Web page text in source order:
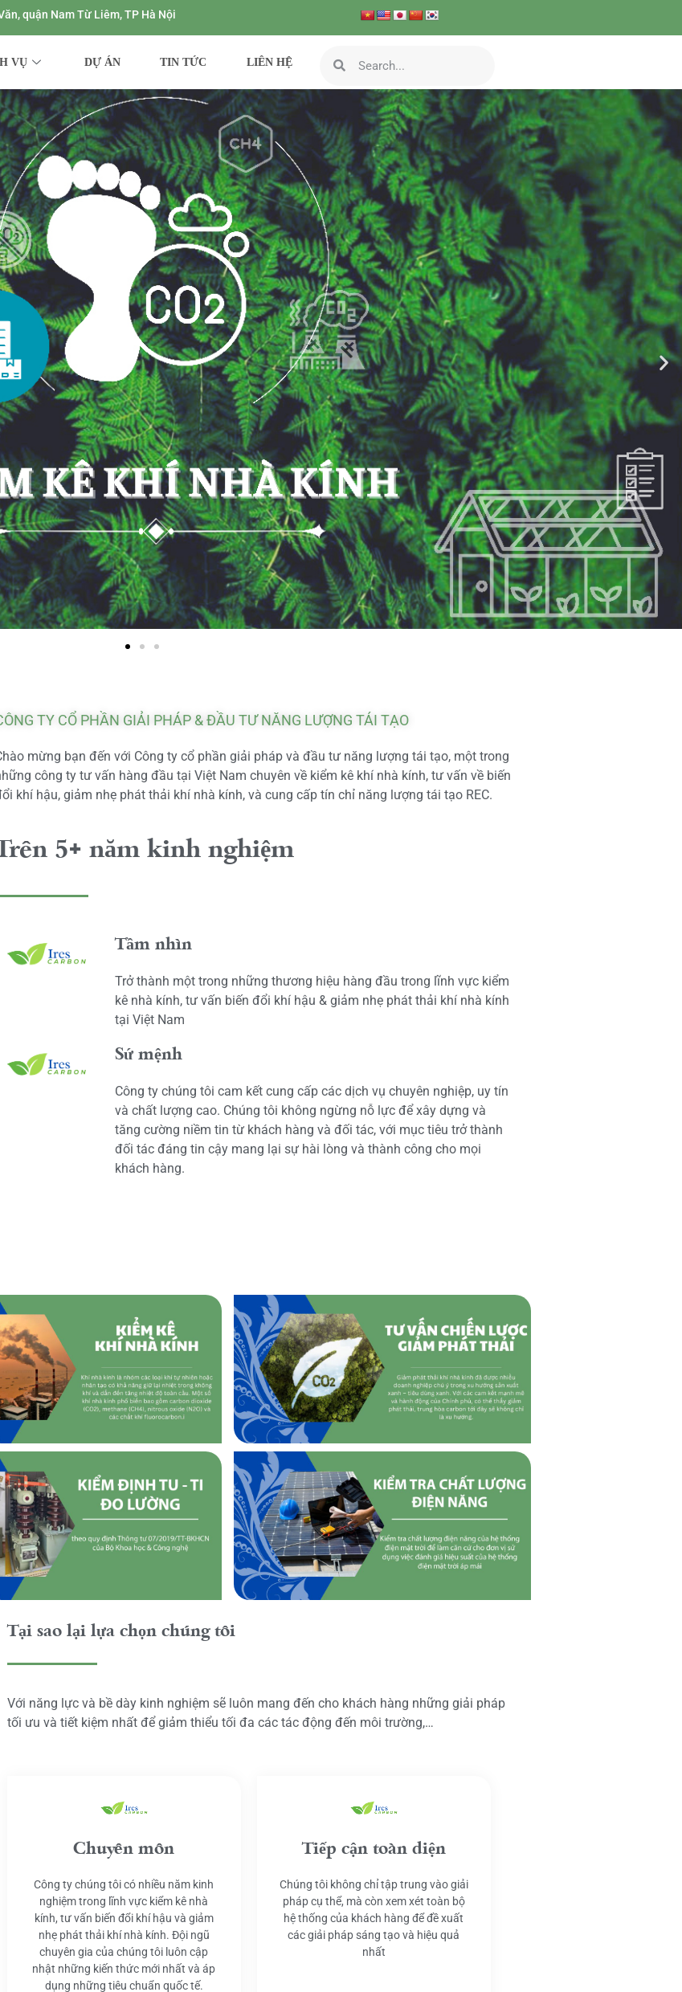
quận Nam Từ Liêm, TP Hà Nội
VỤ DỰ ÁN TIN TỨC LIÊN HỆ
TY CỔ PHẦN GIẢI PHÁP & ĐẦU TƯ NĂNG LƯỢNG TÁI TẠO
mừng bạn đến với Công ty cổ phần giải pháp và đầu tư năng lượng tái tạo, một trong
công ty tư vấn hàng đầu tại Việt Nam chuyên về kiểm kê khí nhà kính, tư vấn về biến
khí hậu, giảm nhẹ phát thải khí nhà kính, và cung cấp tín chỉ năng lượng tái tạo REC.
5+ năm kinh nghiệm
Tầm nhìn
Trở thành một trong những thương hiệu hàng đầu trong lĩnh vực kiểm
kê nhà kính, tư vấn biến đổi khí hậu & giảm nhẹ phát thải khí nhà kính
tại Việt Nam
Sứ mệnh
Công ty chúng tôi cam kết cung cấp các dịch vụ chuyên nghiệp, uy tín
và chất lượng cao. Chúng tôi không ngừng nỗ lực để xây dựng và
tăng cường niềm tin từ khách hàng và đối tác, với mục tiêu trở thành
đối tác đáng tin cậy mang lại sự hài lòng và thành công cho mọi
khách hàng.
Tại sao lại lựa chọn chúng tôi
Với năng lực và bề dày kinh nghiệm sẽ luôn mang đến cho khách hàng những giải pháp
tối ưu và tiết kiệm nhất để giảm thiểu tối đa các tác động đến môi trường,…
Chuyên môn
Công ty chúng tôi có nhiều năm kinh
nghiệm trong lĩnh vực kiểm kê nhà
kính, tư vấn biến đổi khí hậu và giảm
nhẹ phát thải khí nhà kính. Đội ngũ
chuyên gia của chúng tôi luôn cập
nhật những kiến thức mới nhất và áp
dụng những tiêu chuẩn quốc tế.
Tiếp cận toàn diện
Chúng tôi không chỉ tập trung vào giải
pháp cụ thể, mà còn xem xét toàn bộ
hệ thống của khách hàng để đề xuất
các giải pháp sáng tạo và hiệu quả
nhất